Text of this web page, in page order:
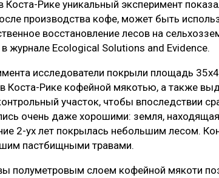
И ЗАЩИТА
ДРЕВЕСНЫХ ПЛИТ
СУШКА ДРЕВЕСИНЫ
МНЕНИЕ
Коста-Рике уникальный эксперимент
производства кофе, может быть
восстановление лесов на
журнале Ecological Solutions and Evidence.
исследователи покрыли площадь
Коста-Рике кофейной мякотью, а также
участок, чтобы впоследствии
очень даже хорошими: земля,
2-ух лет покрылась небольшим лесом.
пастбищными травами.
полуметровым слоем кофейной мякоти